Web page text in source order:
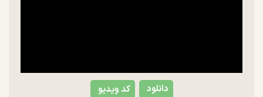
کد ویدیو دانلود